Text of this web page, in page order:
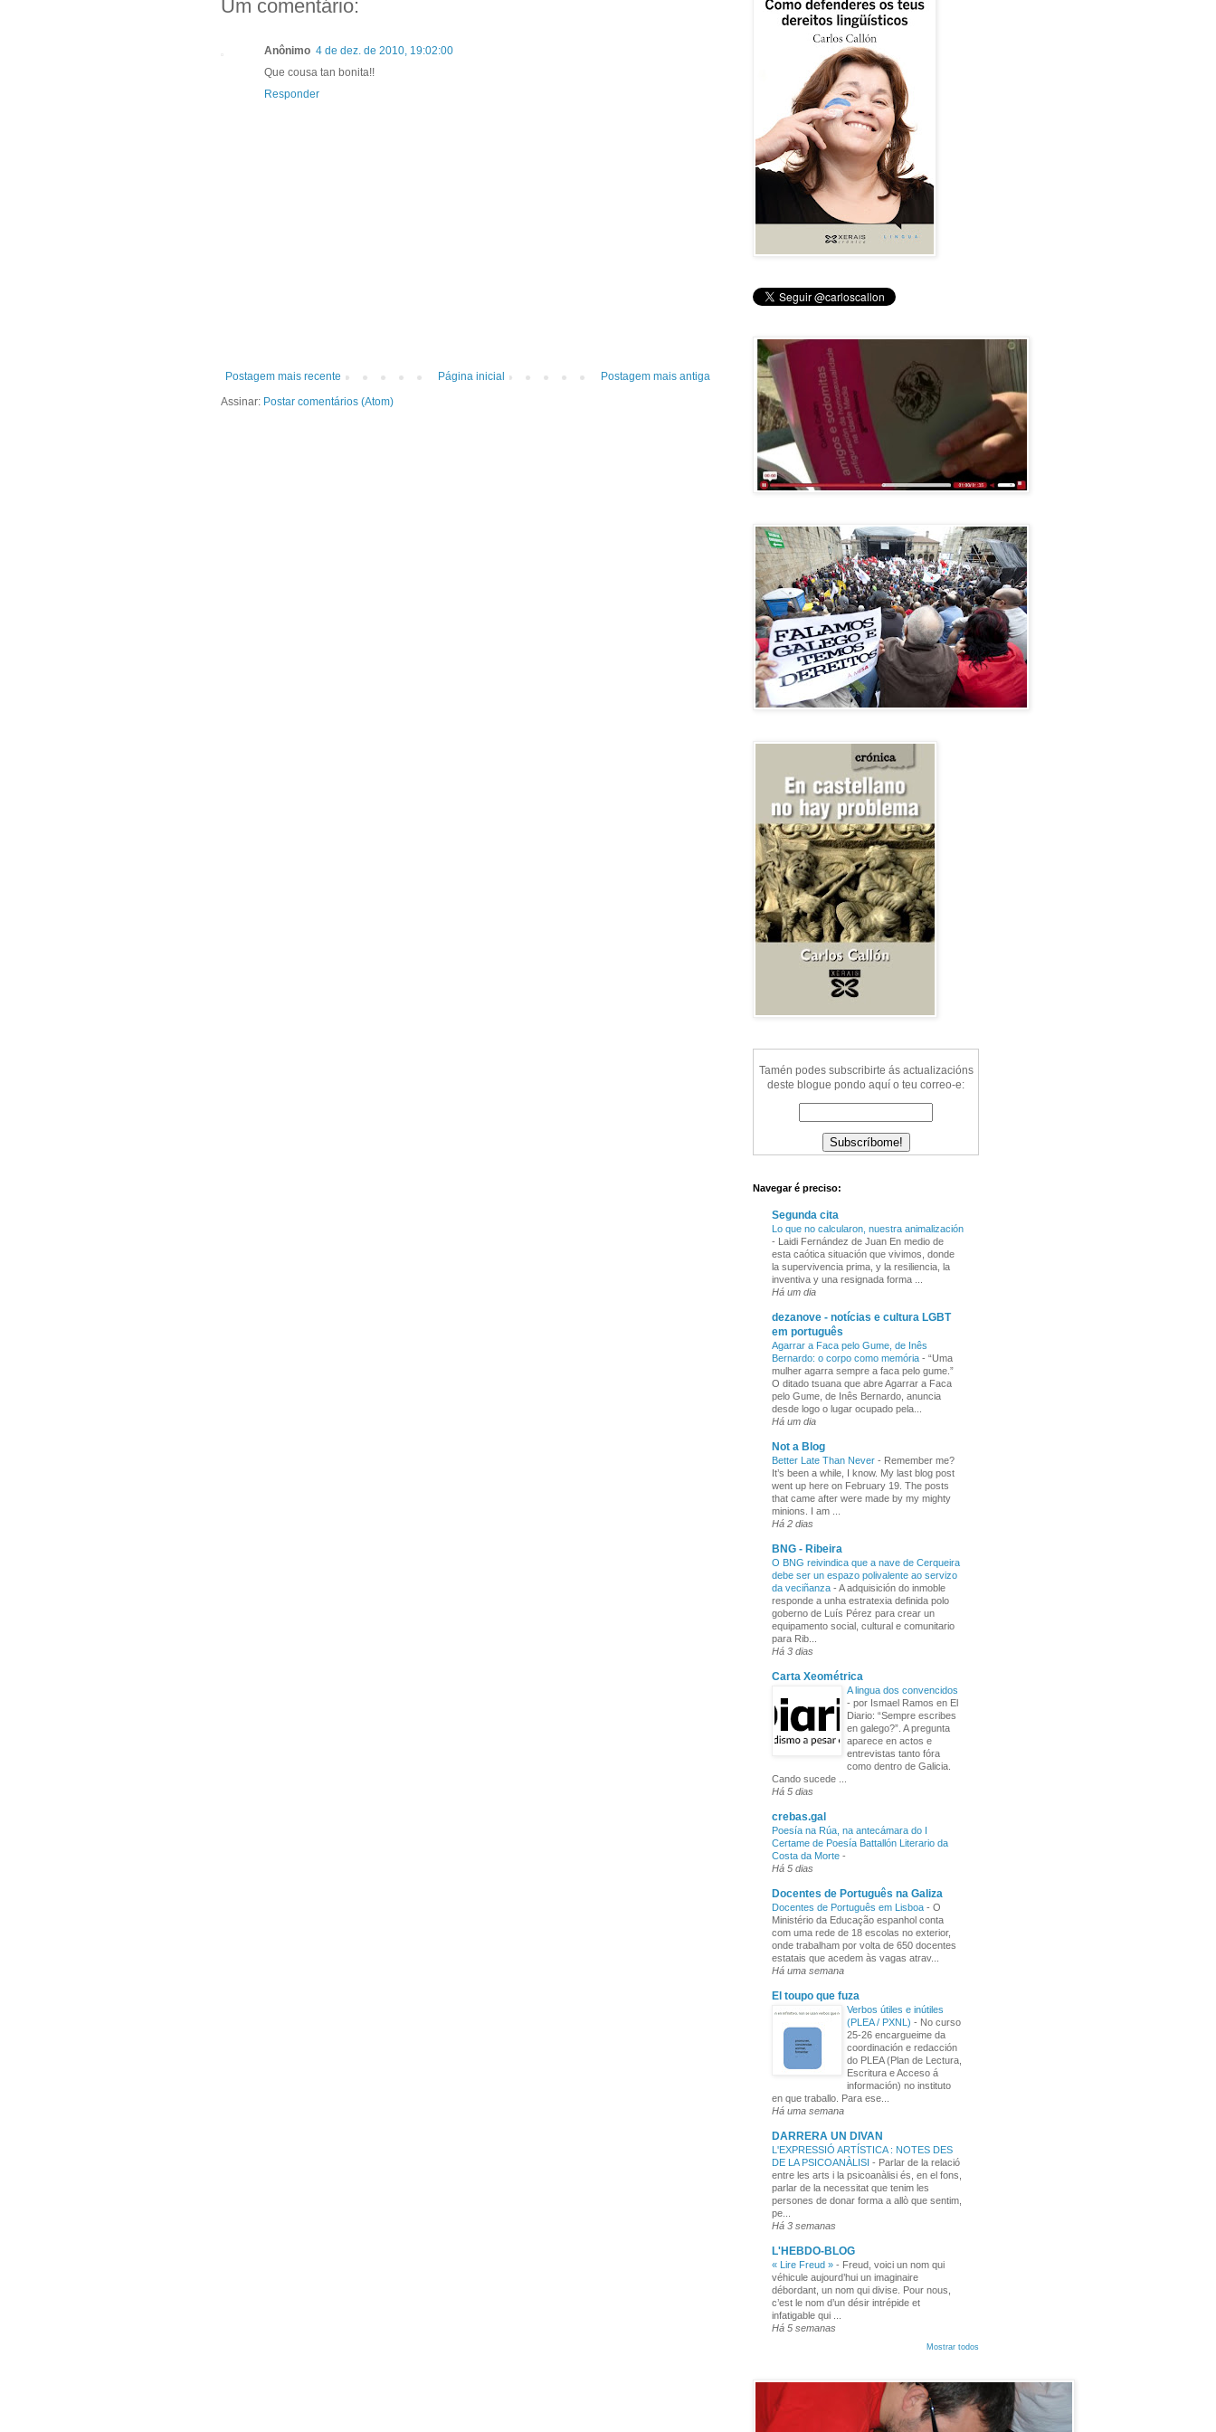
Um comentário:
Anônimo 4 de dez. de 2010, 19:02:00
Que cousa tan bonita!!
Responder
Postagem mais recente Postagem mais antiga
Página inicial
Assinar: Postar comentários (Atom)
Tamén podes subscribirte ás actualizacións
deste blogue pondo aquí o teu correo-e:
Navegar é preciso:
Segunda cita
Lo que no calcularon, nuestra animalización
- Laidi Fernández de Juan En medio de
esta caótica situación que vivimos, donde
la supervivencia prima, y la resiliencia, la
inventiva y una resignada forma ...
Há um dia
dezanove - notícias e cultura LGBT
em português
Agarrar a Faca pelo Gume, de Inês
Bernardo: o corpo como memória - “Uma
mulher agarra sempre a faca pelo gume.”
O ditado tsuana que abre Agarrar a Faca
pelo Gume, de Inês Bernardo, anuncia
desde logo o lugar ocupado pela...
Há um dia
Not a Blog
Better Late Than Never - Remember me?
It’s been a while, I know. My last blog post
went up here on February 19. The posts
that came after were made by my mighty
minions. I am ...
Há 2 dias
BNG - Ribeira
O BNG reivindica que a nave de Cerqueira
debe ser un espazo polivalente ao servizo
da veciñanza - A adquisición do inmoble
responde a unha estratexia definida polo
goberno de Luís Pérez para crear un
equipamento social, cultural e comunitario
para Rib...
Há 3 dias
Carta Xeométrica
A lingua dos convencidos
- por Ismael Ramos en El
Diario: “Sempre escribes
en galego?”. A pregunta
aparece en actos e
entrevistas tanto fóra
como dentro de Galicia.
Cando sucede ...
Há 5 dias
crebas.gal
Poesía na Rúa, na antecámara do I
Certame de Poesía Battallón Literario da
Costa da Morte -
Há 5 dias
Docentes de Português na Galiza
Docentes de Português em Lisboa - O
Ministério da Educação espanhol conta
com uma rede de 18 escolas no exterior,
onde trabalham por volta de 650 docentes
estatais que acedem às vagas atrav...
Há uma semana
El toupo que fuza
Verbos útiles e inútiles
(PLEA / PXNL) - No curso
25-26 encargueime da
coordinación e redacción
do PLEA (Plan de Lectura,
Escritura e Acceso á
información) no instituto
en que traballo. Para ese...
Há uma semana
DARRERA UN DIVAN
L'EXPRESSIÓ ARTÍSTICA : NOTES DES
DE LA PSICOANÀLISI - Parlar de la relació
entre les arts i la psicoanàlisi és, en el fons,
parlar de la necessitat que tenim les
persones de donar forma a allò que sentim,
pe...
Há 3 semanas
L'HEBDO-BLOG
« Lire Freud » - Freud, voici un nom qui
véhicule aujourd’hui un imaginaire
débordant, un nom qui divise. Pour nous,
c’est le nom d’un désir intrépide et
infatigable qui ...
Há 5 semanas
Mostrar todos